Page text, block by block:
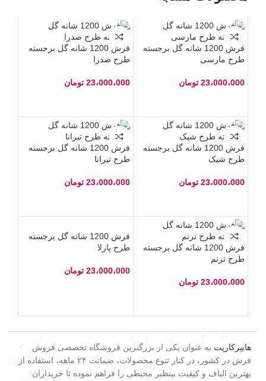
فرش 1200 شانه گل برجسته
طرح مارسی
23،000،000 تومان
فرش 1200 شانه گل برجسته
طرح صدرا
23،000،000 تومان
فرش 1200 شانه گل برجسته
طرح شیک
23،000،000 تومان
فرش 1200 شانه گل برجسته
طرح تیرانا
23،000،000 تومان
فرش 1200 شانه گل برجسته
طرح ترنم
23،000،000 تومان
فرش 1200 شانه گل برجسته
طرح پارلا
23،000،000 تومان
هایپرکارپت به عنوان یکی از بزرگترین فروشگاه تخصصی فروش
فرش در کشور، در کنار تنوع محصولات، ضمانت ۲۴ ماهه، استفاده از
بهترین الیاف و کیفیت بینظیر محیطی را فراهم نموده تا خریداران